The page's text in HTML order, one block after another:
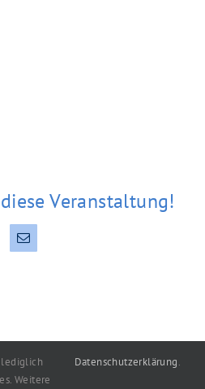
Veranstaltung!
E-
lediglich
Weitere
Datenschutzerklärung.